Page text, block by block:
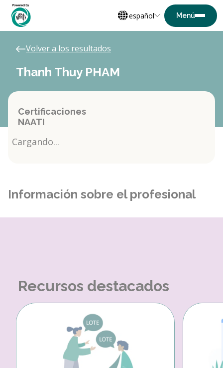
español
Volver a los resultados
Thanh Thuy PHAM
Certificaciones
NAATI
Cargando...
Información sobre el profesional
Recursos destacados